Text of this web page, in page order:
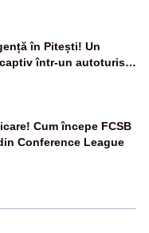
în Pitești! Un
într-un autoturism
Cum începe FCSB
Conference League